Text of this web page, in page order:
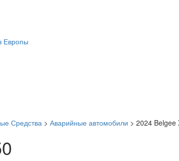
Европы
Средства > Аварийные автомобили > 2024 Belgee